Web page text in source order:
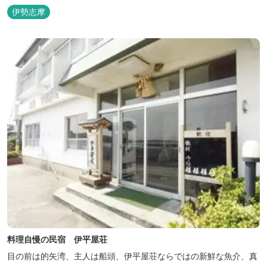
伊勢志摩
料理自慢の民宿 伊平屋荘
目の前は的矢湾、主人は船頭、伊平屋荘ならではの新鮮な魚介、真